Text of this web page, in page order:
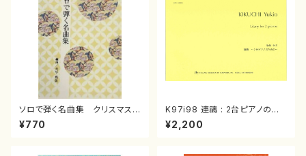
ソロで弾く名曲集 クリスマス・
イブ／恋人がサンタクロース(
箏独奏 /大平光美 編曲/楽
¥770
K97i98 連禱 : 2台ピアノのた
めの（2 Pianos / 菊池 幸夫 /
楽譜）
¥2,200